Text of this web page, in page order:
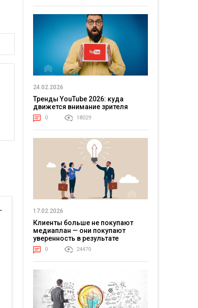
24.02.2026
Тренды YouTube 2026: куда
движется внимание зрителя
0 18029
17.02.2026
Клиенты больше не покупают
медиаплан — они покупают
уверенность в результате
0 24470